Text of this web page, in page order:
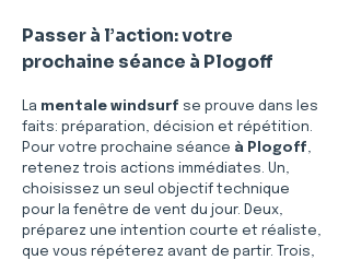
Passer à l’action: votre
prochaine séance à Plogoff
La mentale windsurf se prouve dans les
faits: préparation, décision et répétition.
Pour votre prochaine séance à Plogoff,
retenez trois actions immédiates. Un,
choisissez un seul objectif technique
pour la fenêtre de vent du jour. Deux,
préparez une intention courte et réaliste,
que vous répéterez avant de partir. Trois,